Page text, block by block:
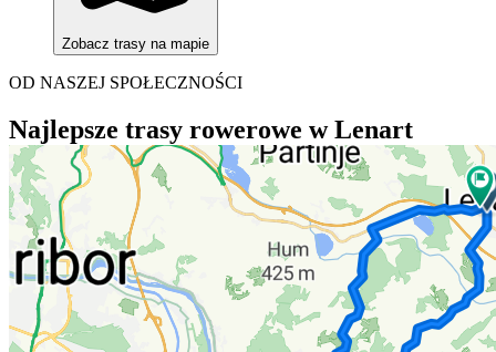
Zobacz trasy na mapie
OD NASZEJ SPOŁECZNOŚCI
Najlepsze trasy rowerowe w Lenart